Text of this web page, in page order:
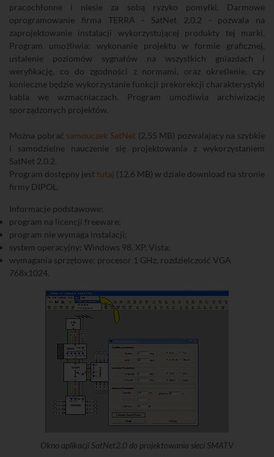
pracochłonne i niesie za sobą ryzyko pomyłki. Darmowe
oprogramowanie firma TERRA - SatNet 2.0.2 - pozwala na
zaprojektowanie instalacji wykorzystującej produkty tej marki.
Program umożliwia: wykonanie projektu w formie graficznej,
ustalenie poziomów sygnałów na wszystkich gniazdach i
weryfikację, co do zgodności z normami, oraz określenie, czy
konieczne będzie wykorzystanie funkcji prekorekcji charakterystyki
kabla we wzmacniaczach. Program umożliwia archiwizację
sporządzonych projektów.
Można pobrać samouczek SatNet(2,55 MB) pozwalający na szybkie
i samodzielne nauczenie się projektowania z wykorzystaniem
SatNet 2.0.2.
Program dostępny jest tutaj (12,6 MB) w dziale download na stronie
firmy DIPOL.
Informacje podstawowe:
program na licencji freeware;
program nie wymaga instalacji;
system operacyjny: Windows 98, XP, Vista;
wymagania sprzętowe: procesor 1 GHz, rozdzielczość VGA
768x1024.
Okno aplikacji SatNet2.0 do projektowania sieci SMATV